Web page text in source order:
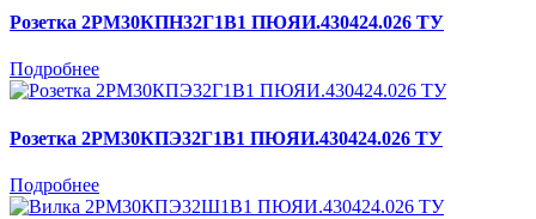
Розетка 2РМ30КПН32Г1В1 ПЮЯИ.430424.026 ТУ
Подробнее
Розетка 2РМ30КПЭ32Г1В1 ПЮЯИ.430424.026 ТУ
Подробнее